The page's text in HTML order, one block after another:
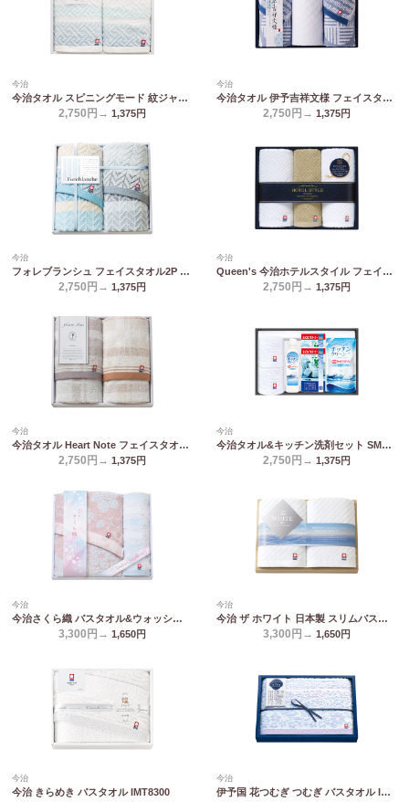
今治
今治タオル スピニングモード 紋ジャガードフェイスタオル2P SPT02749M
2,750円→ 1,375円
今治
今治タオル 伊予吉祥文様 フェイスタオル2P&ウォッシュタオル IM2545
2,750円→ 1,375円
今治
フォレブランシュ フェイスタオル2P HBM-2509
2,750円→ 1,375円
今治
Queen's 今治ホテルスタイル フェイスタオル2P&ハンドタオル TQS2507713
2,750円→ 1,375円
今治
今治タオル Heart Note フェイスタオル2P HN-0026
2,750円→ 1,375円
今治
今治タオル&キッチン洗剤セット SMA25
2,750円→ 1,375円
今治
今治さくら織 バスタオル&ウォッシュタオル MS-301
3,300円→ 1,650円
今治
今治 ザ ホワイト 日本製 スリムバスタオル2P(木箱入) 65530
3,300円→ 1,650円
今治
今治 きらめき バスタオル IMT8300
今治
伊予国 花つむぎ つむぎ バスタオル IH3031